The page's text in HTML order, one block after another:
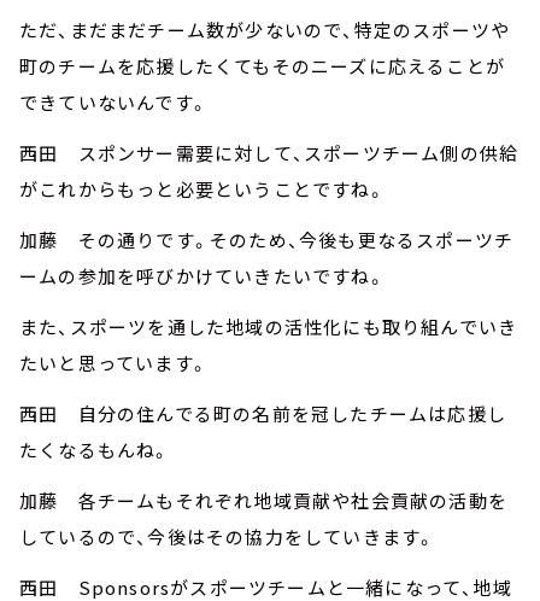
ただ、まだまだチーム数が少ないので、特定のスポーツや
町のチームを応援したくてもそのニーズに応えることが
できていないんです。
西田 スポンサー需要に対して、スポーツチーム側の供給
がこれからもっと必要ということですね。
加藤 その通りです。そのため、今後も更なるスポーツチ
ームの参加を呼びかけていきたいですね。
また、スポーツを通した地域の活性化にも取り組んでいき
たいと思っています。
西田 自分の住んでる町の名前を冠したチームは応援し
たくなるもんね。
加藤 各チームもそれぞれ地域貢献や社会貢献の活動を
しているので、今後はその協力をしていきます。
西田 Sponsorsがスポーツチームと一緒になって、地域